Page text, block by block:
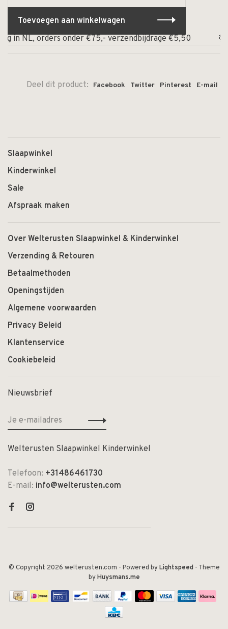
Toevoegen aan winkelwagen
NL, orders onder €75,- verzendbijdrage €5,50
⏰
Deel dit product: Facebook Twitter Pinterest E-mail
Slaapwinkel
Kinderwinkel
Sale
Afspraak maken
Over Welterusten Slaapwinkel & Kinderwinkel
Verzending & Retouren
Betaalmethoden
Openingstijden
Algemene voorwaarden
Privacy Beleid
Klantenservice
Cookiebeleid
Nieuwsbrief
Welterusten Slaapwinkel Kinderwinkel
Telefoon: +31486461730
E-mail: info@welterusten.com
© Copyright 2026 welterusten.com - Powered byLightspeed- Theme
byHuysmans.me